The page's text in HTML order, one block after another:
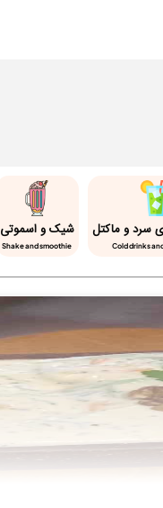
سرد و ماکتل
Cold drinks
شیک و اسموتی
Shake and smoothie